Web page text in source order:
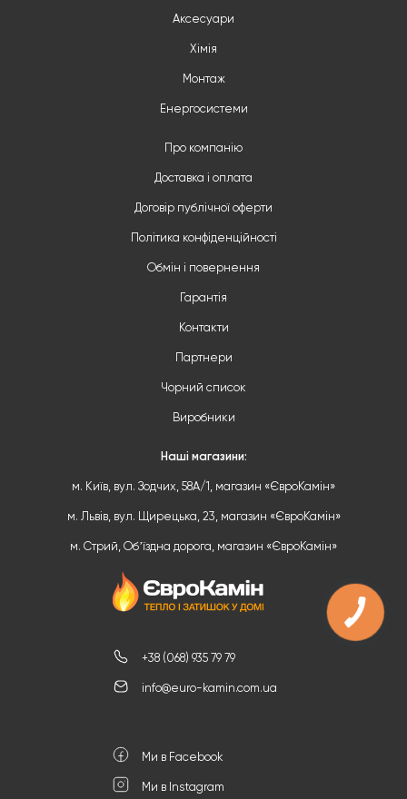
+38 (068) 935 79 79
info@euro-kamin.com.ua
Ми в Facebook
Ми в Instagram
Аксесуари
Хімія
Монтаж
Енергосистеми
Про компанію
Доставка і оплата
Договір публічної оферти
Політика конфіденційності
Обмін і повернення
Гарантія
Контакти
Партнери
Чорний список
Виробники
Наші магазини:
м. Київ, вул. Зодчих, 58А/1, магазин «ЄвроКамін»
м. Львів, вул. Щирецька, 23, магазин «ЄвроКамін»
м. Стрий, Обʼїздна дорога, магазин «ЄвроКамін»